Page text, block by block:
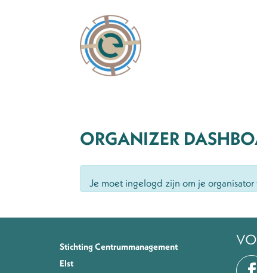
ORGANIZER
Je moet ingelogd zijn om je
Stichting Centrummanagement
Elst